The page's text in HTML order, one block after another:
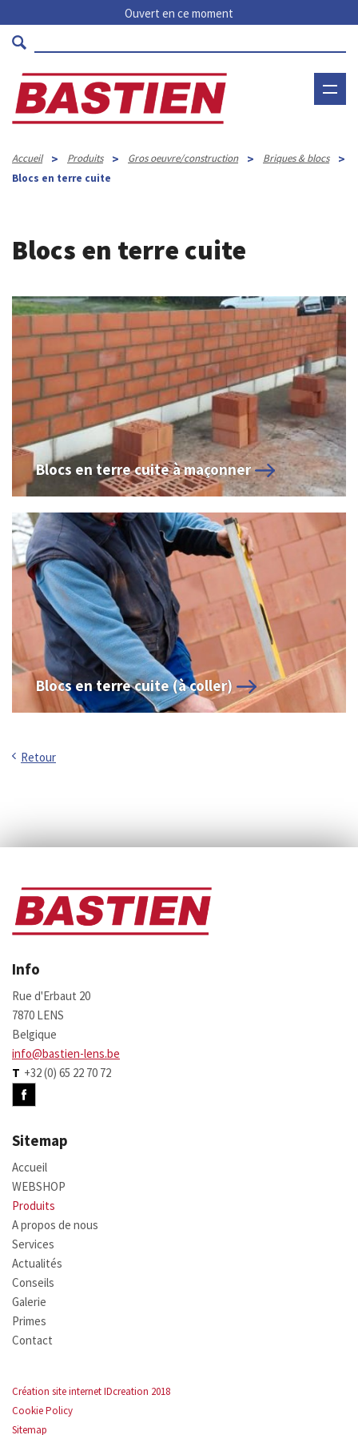
Ouvert en ce moment
Accueil > Produits > Gros oeuvre/construction > Briques & blocs >
Blocs en terre cuite
Blocs en terre cuite
Blocs en terre cuite à maçonner
Blocs en terre cuite (à coller)
Retour
Info
Rue d'Erbaut 20
7870 LENS
Belgique
info@bastien-lens.be
T +32 (0) 65 22 70 72
Sitemap
Accueil
WEBSHOP
Produits
A propos de nous
Services
Actualités
Conseils
Galerie
Primes
Contact
Création site internet IDcreation 2018
Cookie Policy
Sitemap